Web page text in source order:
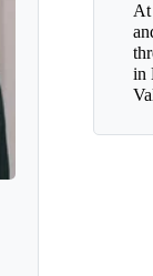
At
in